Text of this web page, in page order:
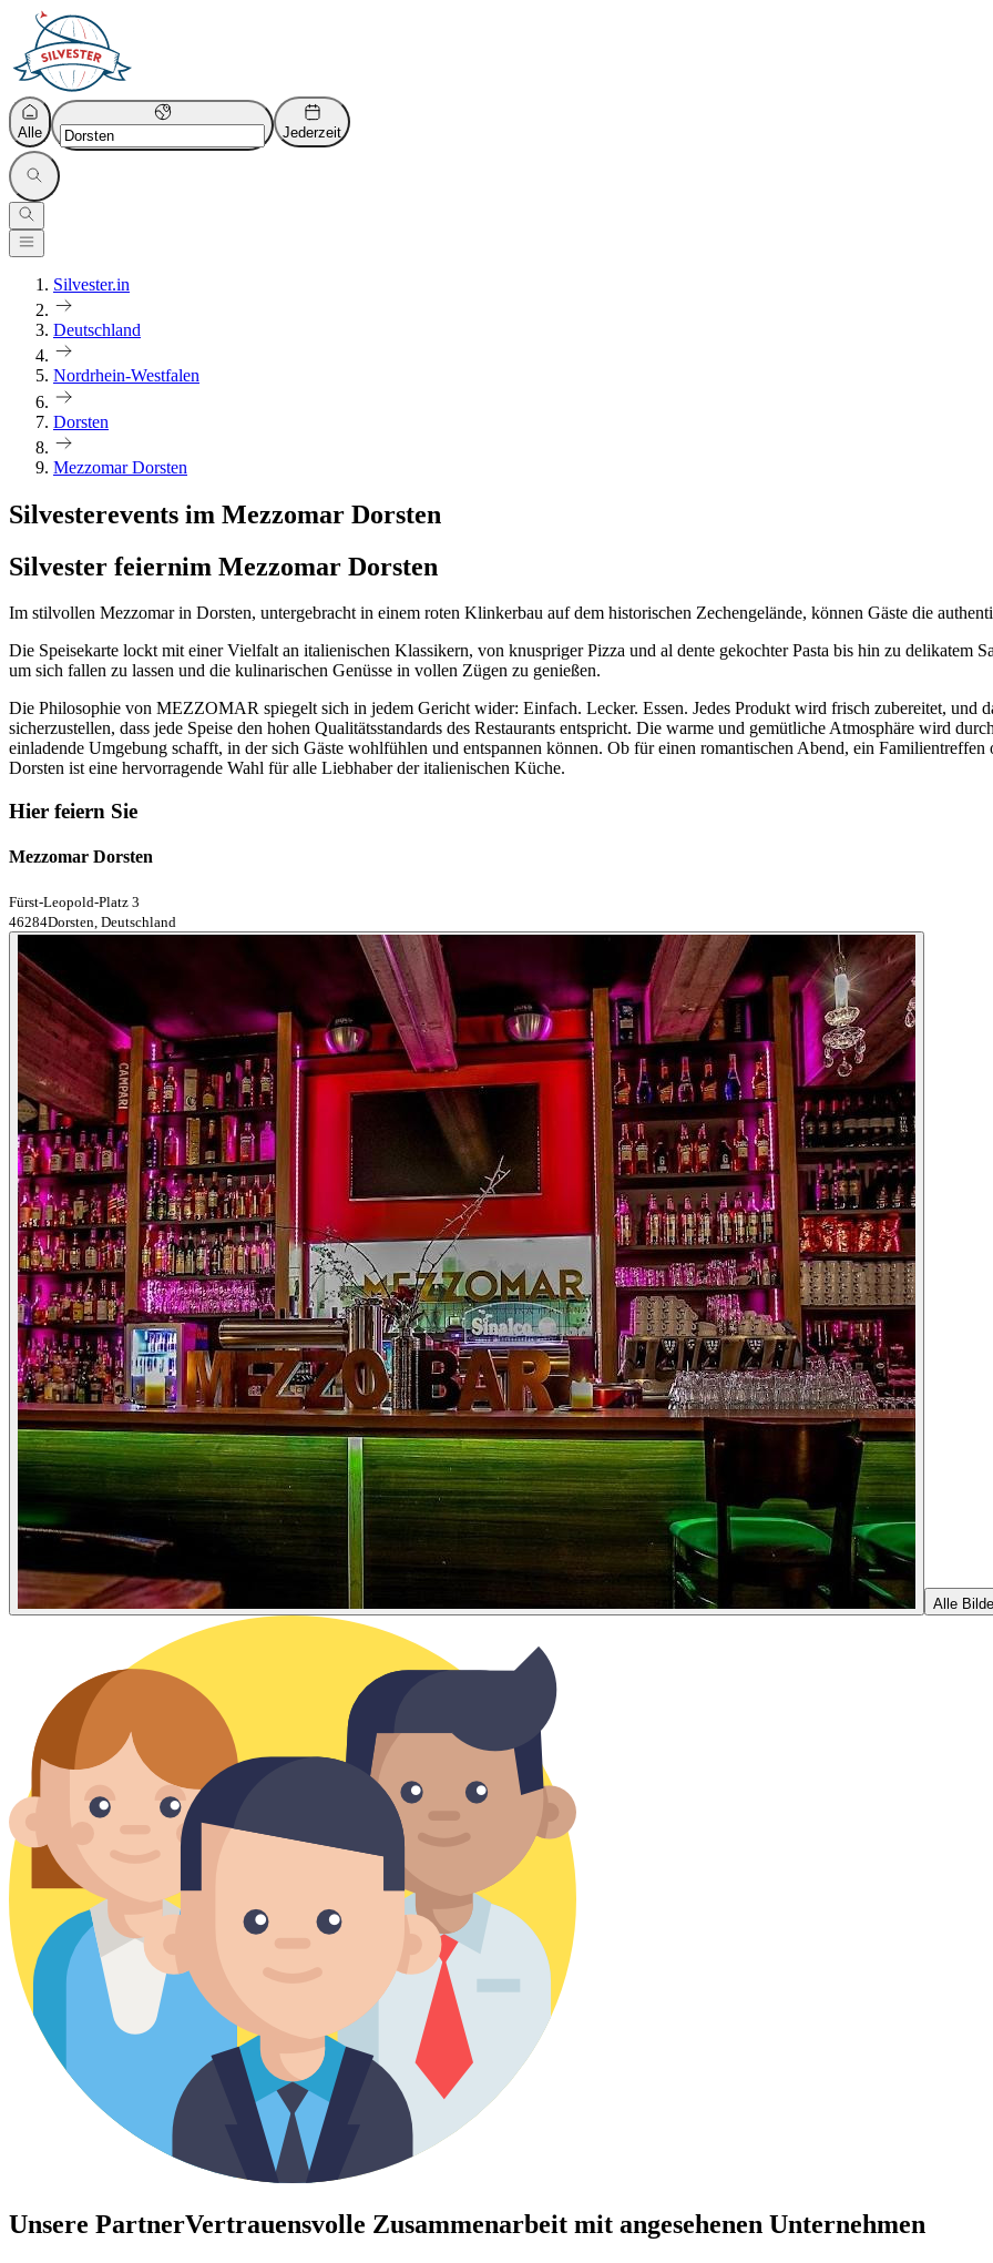
Alle Jederzeit
Silvester.in
Deutschland
Nordrhein-Westfalen
Dorsten
Mezzomar Dorsten
Silvesterevents im Mezzomar Dorsten
Silvester feiernim Mezzomar Dorsten
Im stilvollen Mezzomar in Dorsten, untergebracht in einem roten Klinkerbau auf dem historischen Zechengelände, können Gäste die
Die Speisekarte lockt mit einer Vielfalt an italienischen Klassikern, von knuspriger Pizza und al dente gekochter Pasta bis hin zu delikatem
um sich fallen zu lassen und die kulinarischen Genüsse in vollen Zügen zu genießen.
Die Philosophie von MEZZOMAR spiegelt sich in jedem Gericht wider: Einfach. Lecker. Essen. Jedes Produkt wird frisch zubereitet, und
sicherzustellen, dass jede Speise den hohen Qualitätsstandards des Restaurants entspricht. Die warme und gemütliche Atmosphäre wird
einladende Umgebung schafft, in der sich Gäste wohlfühlen und entspannen können. Ob für einen romantischen Abend, ein
Dorsten ist eine hervorragende Wahl für alle Liebhaber der italienischen Küche.
Hier feiern Sie
Mezzomar Dorsten
Fürst-Leopold-Platz 3
46284Dorsten, Deutschland
Alle
Unsere PartnerVertrauensvolle Zusammenarbeit mit angesehenen Unternehmen